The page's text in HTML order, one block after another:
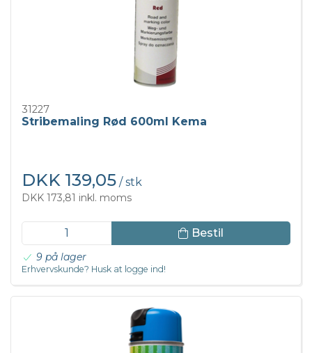
31227
Stribemaling Rød 600ml Kema
DKK 139,05 / stk
DKK 173,81 inkl. moms
Bestil
9 på lager
Erhvervskunde? Husk at logge ind!